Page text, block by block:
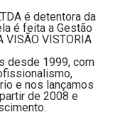
é detentora da
é feita a Gestão
VISÃO VISTORIA
desde 1999, com
e nos lançamos
de 2008 e